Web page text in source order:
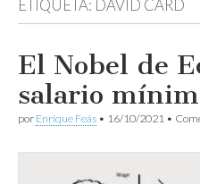
ETIQUETA: DAVID CARD
El Nobel de
salario
por Enrique Feás • 16/10/2021 •